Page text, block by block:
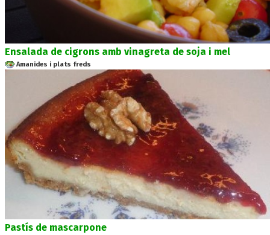
Ensalada de cigrons amb vinagreta de soja i mel
Amanides i plats freds
Pastís de mascarpone